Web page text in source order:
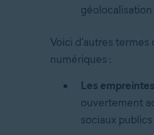
géolocalisation
Voici d’autres
numériques :
Les
ouvertement
sociaux